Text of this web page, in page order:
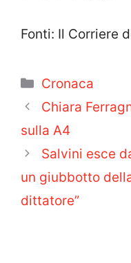
Fonti: Il Corriere
Categorie
Cronaca
Chiara
sulla A4
Salvini esce
un giubbotto
dittatore”